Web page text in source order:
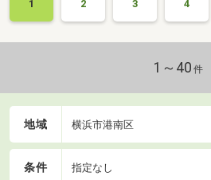
1 2 3 4
1～40 件
地域 横浜市港南区
条件 指定なし